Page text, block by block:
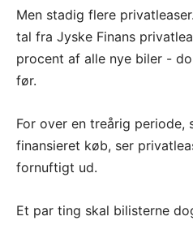
Men stadig flere
tal fra Jyske Finans
procent af alle nye biler -
før.
For over en treårig periode,
finansieret køb, ser
fornuftigt ud.
Et par ting skal bilisterne